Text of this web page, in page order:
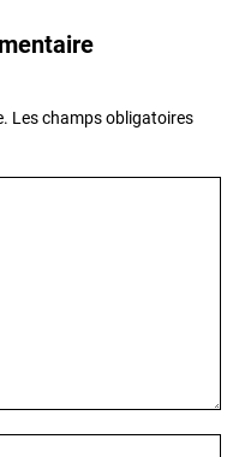
Les champs obligatoires